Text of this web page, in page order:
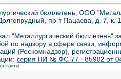
бюллетень, ООО
пр-т Пацаева, д. 7,
"Металлургический бюллетень"
по надзору в сфере связи,
(Роскомнадзор),
серия ПИ № ФС 77 - 85902 от 04